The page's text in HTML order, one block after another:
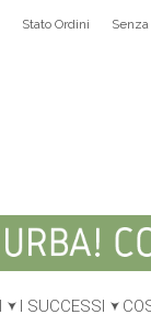
Stato Ordini
I SUCCESSI